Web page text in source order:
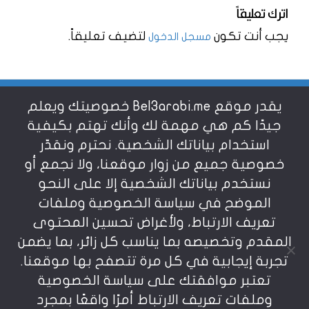
اترك تعليقاً
يجب أنت تكون مسجل الدخول لتضيف تعليقاً.
شروط الاستخدام
سياسة الخصوصية
عن بالعربي
يقدر موقع Bel3arabi.me خصوصيتك ويعلم
جيدًا كم هي مهمة لك وأنك تهتم بكيفية
استخدام بياناتك الشخصية. نحترم ونقدّر
خصوصية جميع من زوار موقعنا، ولا نجمع أو
نستخدم بياناتك الشخصية إلا على النحو
الموضح في سياسة الخصوصية وملفات
تعريف الارتباط، ولأغراض تحسين المحتوى
المقدم وتخصيصه بما يناسب كل زائر، بما يضمن
تجربة إيجابية في كل مرة تتصفح بها موقعنا.
تعتبر موافقتك على سياسة الخصوصية
وملفات تعريف الارتباط أمرًا واقعًا بمجرد